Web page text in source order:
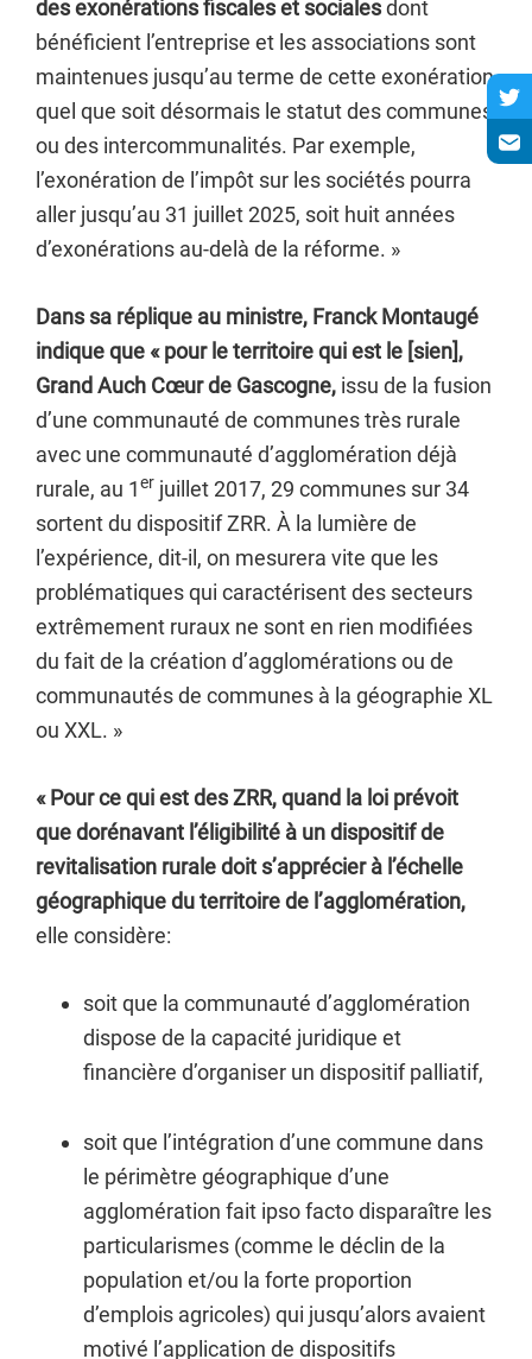
des exonérations fiscales et socialesdont
bénéficient l’entreprise et les associations sont
maintenues jusqu’au terme de cette exonération
quel que soit désormais le statut des communes
ou des intercommunalités. Par exemple,
l’exonération de l’impôt sur les sociétés pourra
aller jusqu’au 31 juillet 2025, soit huit années
d’exonérations au-delà de la réforme. »
Dans sa réplique au ministre, Franck Montaugé
indique que « pour le territoire qui est le [sien],
Grand Auch Cœur de Gascogne, issu de la fusion
d’une communauté de communes très rurale
avec une communauté d’agglomération déjà
rurale, au 1er juillet 2017, 29 communes sur 34
sortent du dispositif ZRR. À la lumière de
l’expérience, dit-il, on mesurera vite que les
problématiques qui caractérisent des secteurs
extrêmement ruraux ne sont en rien modifiées
du fait de la création d’agglomérations ou de
communautés de communes à la géographie XL
ou XXL. »
« Pour ce qui est des ZRR, quand la loi prévoit
que dorénavant l’éligibilité à un dispositif de
revitalisation rurale doit s’apprécier à l’échelle
géographique du territoire de l’agglomération,
elle considère:
soit que la communauté d’agglomération
dispose de la capacité juridique et
financière d’organiser un dispositif palliatif,
soit que l’intégration d’une commune dans
le périmètre géographique d’une
agglomération fait ipso facto disparaître les
particularismes (comme le déclin de la
population et/ou la forte proportion
d’emplois agricoles) qui jusqu’alors avaient
motivé l’application de dispositifs